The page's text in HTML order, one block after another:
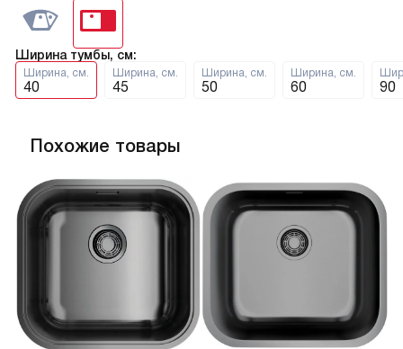
Ширина тумбы, см:
Ширина, см.
40
Ширина, см.
45
Ширина, см.
50
Ширина, см.
60 90
Похожие товары